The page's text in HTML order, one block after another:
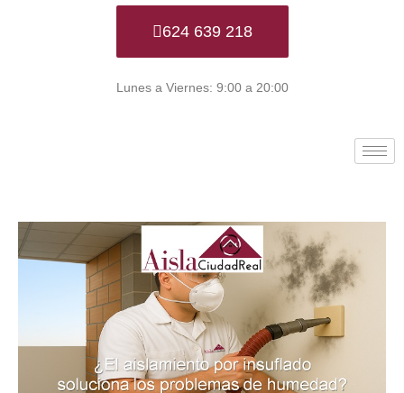
624 639 218
Lunes a Viernes: 9:00 a 20:00